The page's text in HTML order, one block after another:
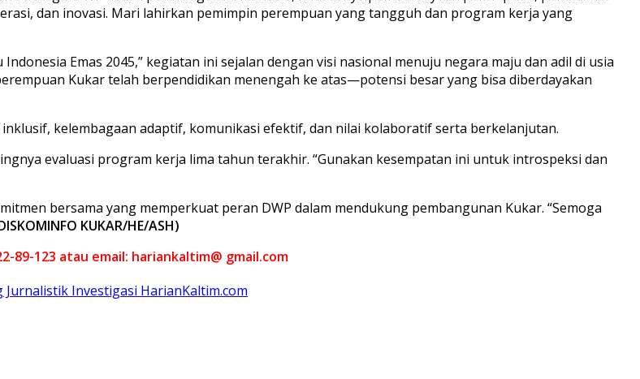
dan inovasi. Mari lahirkan pemimpin perempuan yang tangguh dan program kerja yang
Emas 2045,” kegiatan ini sejalan dengan visi nasional menuju negara maju dan adil di usia
Kukar telah berpendidikan menengah ke atas—potensi besar yang bisa diberdayakan
kelembagaan adaptif, komunikasi efektif, dan nilai kolaboratif serta berkelanjutan.
evaluasi program kerja lima tahun terakhir. “Gunakan kesempatan ini untuk introspeksi dan
bersama yang memperkuat peran DWP dalam mendukung pembangunan Kukar. “Semoga
KUKAR/HE/ASH)
89-123 atau email: hariankaltim@ gmail.com